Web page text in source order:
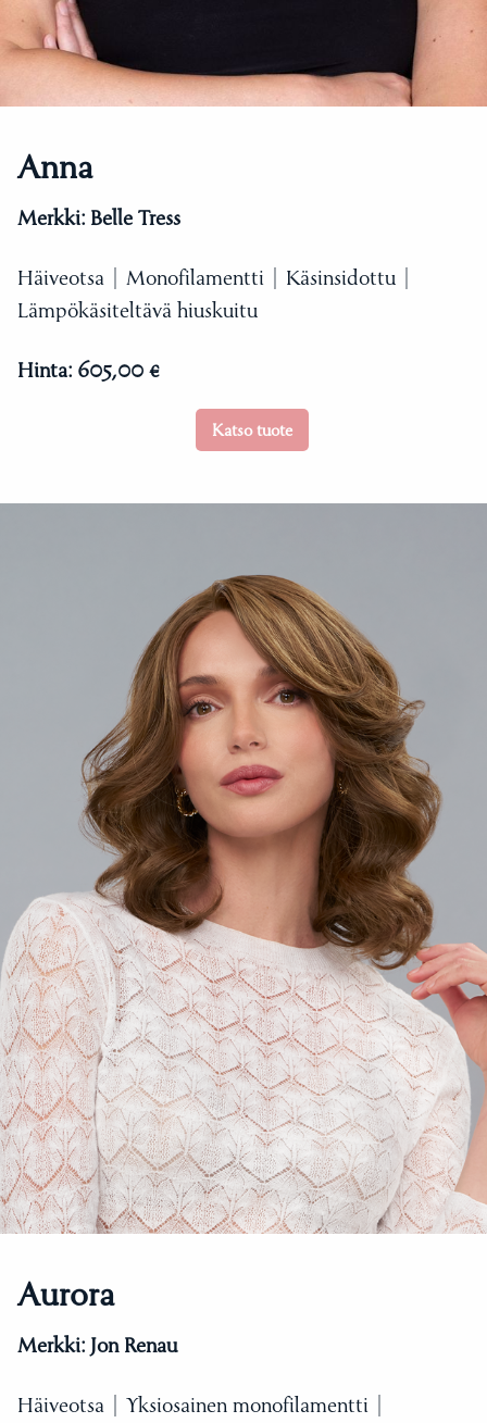
Anna
Merkki: Belle Tress
Häiveotsa | Monofilamentti | Käsinsidottu |
Lämpökäsiteltävä hiuskuitu
Hinta: 605,00 €
Katso tuote
Aurora
Merkki: Jon Renau
Häiveotsa | Yksiosainen monofilamentti |